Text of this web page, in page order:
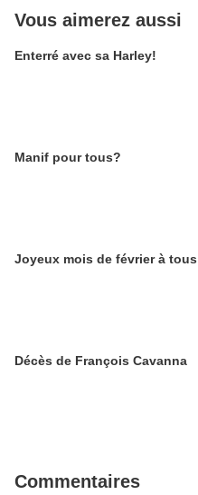
Vous aimerez aussi
Enterré avec sa Harley!
Manif pour tous?
Joyeux mois de février à
Décès de François Cavanna
Commentaires